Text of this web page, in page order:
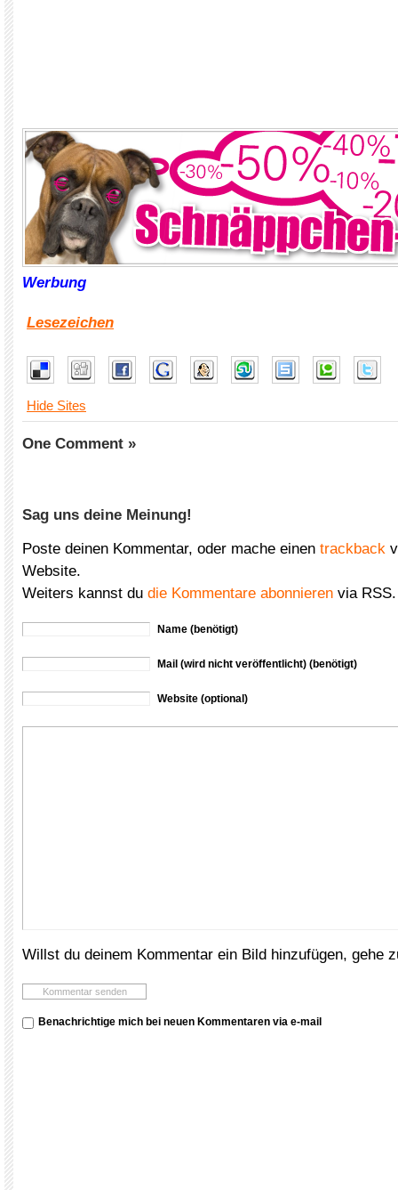
Werbung
Lesezeichen
Hide Sites
One Comment »
Sag uns deine Meinung!
Poste deinen Kommentar, oder mache einen trackback
Website.
Weiters kannst du die Kommentare abonnieren via RSS.
Name (benötigt)
Mail (wird nicht veröffentlicht) (benötigt)
Website (optional)
Willst du deinem Kommentar ein Bild hinzufügen, gehe
Benachrichtige mich bei neuen Kommentaren via e-mail